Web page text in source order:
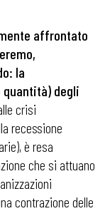
affrontato
la
quantità) degli
crisi
recessione
è resa
che si attuano
contrazione delle